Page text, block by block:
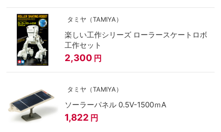
タミヤ（TAMIYA）
楽しい工作シリーズ ローラースケートロボ
工作セット
2,300 円
タミヤ（TAMIYA）
ソーラーパネル 0.5V-1500ｍA
1,822 円